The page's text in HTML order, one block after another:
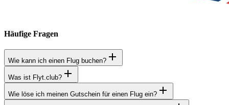
Häufige Fragen
Wie kann ich einen Flug buchen?
Was ist Flyt.club?
Wie löse ich meinen Gutschein für einen Flug ein?